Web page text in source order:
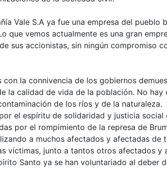
Vale S.A ya fue una empresa del pueblo
que vemos actualmente es una gran
sus accionistas, sin ningún compromiso
con la connivencia de los gobiernos
la calidad de vida de la población. No hay
de los ríos y de la naturaleza.
el espíritu de solidaridad y justicia social
por el rompimiento de la represa de
a muchos afectados y afectadas de
víctimas, junto a tantos otros afectados y
Santo ya se han voluntariado al deber